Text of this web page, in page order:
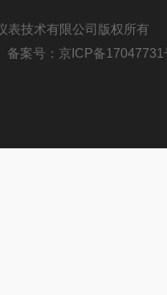
表技术有限公司版权所有
备案号： 京ICP备17047731